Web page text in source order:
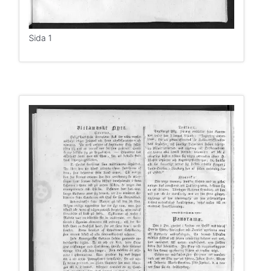
Sida 1